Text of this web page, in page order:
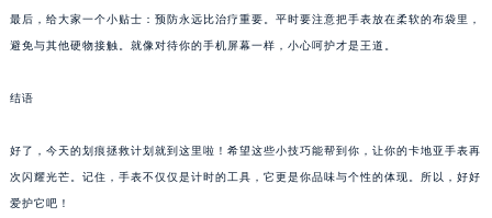
最后，给大家一个小贴士：预防永远比治疗重要。平时要注意把手表放在柔软的布袋里，
避免与其他硬物接触。就像对待你的手机屏幕一样，小心呵护才是王道。
结语
好了，今天的划痕拯救计划就到这里啦！希望这些小技巧能帮到你，让你的卡地亚手表再
次闪耀光芒。记住，手表不仅仅是计时的工具，它更是你品味与个性的体现。所以，好好
爱护它吧！